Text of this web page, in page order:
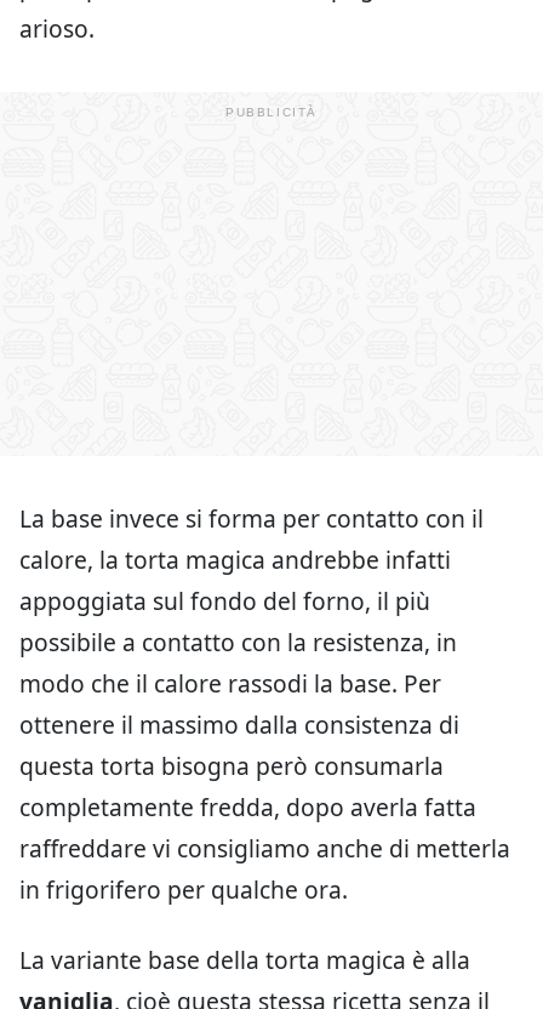
arioso.
La base invece si forma per contatto con il
calore, la torta magica andrebbe infatti
appoggiata sul fondo del forno, il più
possibile a contatto con la resistenza, in
modo che il calore rassodi la base. Per
ottenere il massimo dalla consistenza di
questa torta bisogna però consumarla
completamente fredda, dopo averla fatta
raffreddare vi consigliamo anche di metterla
in frigorifero per qualche ora.
La variante base della torta magica è alla
vaniglia, cioè questa stessa ricetta senza il